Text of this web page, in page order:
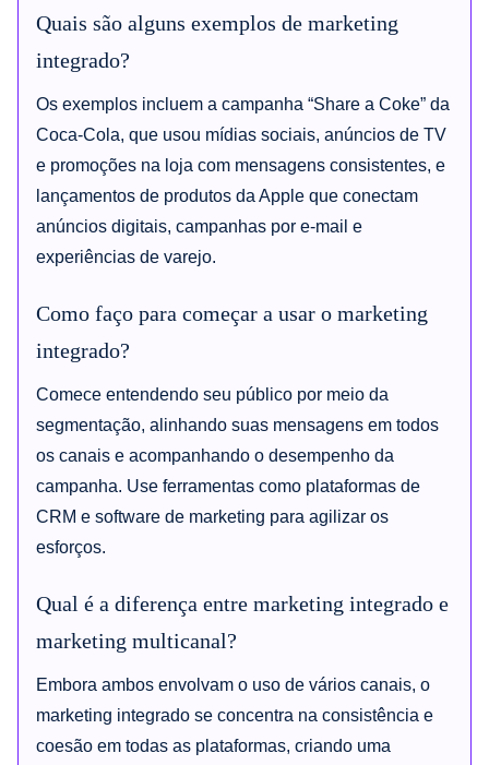
Quais são alguns exemplos de marketing
integrado?
Os exemplos incluem a campanha “Share a Coke” da
Coca-Cola, que usou mídias sociais, anúncios de TV
e promoções na loja com mensagens consistentes, e
lançamentos de produtos da Apple que conectam
anúncios digitais, campanhas por e-mail e
experiências de varejo.
Como faço para começar a usar o marketing
integrado?
Comece entendendo seu público por meio da
segmentação, alinhando suas mensagens em todos
os canais e acompanhando o desempenho da
campanha. Use ferramentas como plataformas de
CRM e software de marketing para agilizar os
esforços.
Qual é a diferença entre marketing integrado e
marketing multicanal?
Embora ambos envolvam o uso de vários canais, o
marketing integrado se concentra na consistência e
coesão em todas as plataformas, criando uma